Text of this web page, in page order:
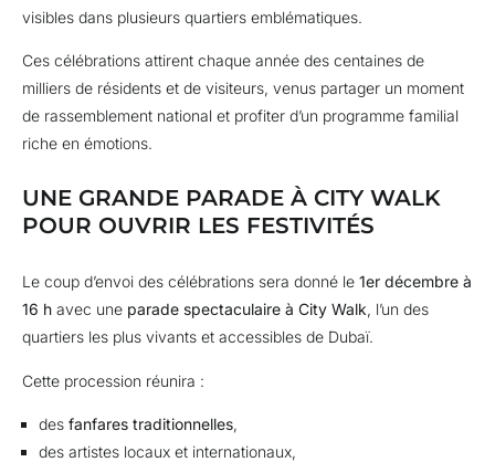
visibles dans plusieurs quartiers emblématiques.
Ces célébrations attirent chaque année des centaines de
milliers de résidents et de visiteurs, venus partager un moment
de rassemblement national et profiter d’un programme familial
riche en émotions.
UNE GRANDE PARADE À CITY WALK
POUR OUVRIR LES FESTIVITÉS
Le coup d’envoi des célébrations sera donné le 1er décembre à
16 h avec une parade spectaculaire à City Walk, l’un des
quartiers les plus vivants et accessibles de Dubaï.
Cette procession réunira :
des fanfares traditionnelles,
des artistes locaux et internationaux,